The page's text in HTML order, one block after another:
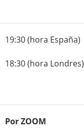
19:30 (hora España)
18:30 (hora Londres)
Por ZOOM